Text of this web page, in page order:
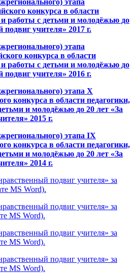
конкурса в области
и работы с детьми и молодёжью до
учителя» 2017 г.
этапа
конкурса в области
и работы с детьми и молодёжью до
учителя» 2016 г.
этапа X
конкурса в области педагогики,
и молодёжью до 20 лет «За
2015 г.
этапа IX
конкурса в области педагогики,
и молодёжью до 20 лет «За
2014 г.
подвиг учителя» за
MS Word).
подвиг учителя» за
MS Word).
подвиг учителя» за
MS Word).
подвиг учителя» за
MS Word).